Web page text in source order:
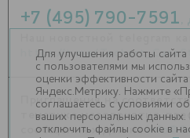
+7 (495) 790-7591
https://t.me/
Приглашения на
тематике мероприятия,
сообщения ждем на
Для улучшения работы сайта
с пользователями мы
оценки эффективности
Яндекс.Метрику. Нажмите
соглашаетесь с условиями
ваших персональных
отключить файлы cookie в